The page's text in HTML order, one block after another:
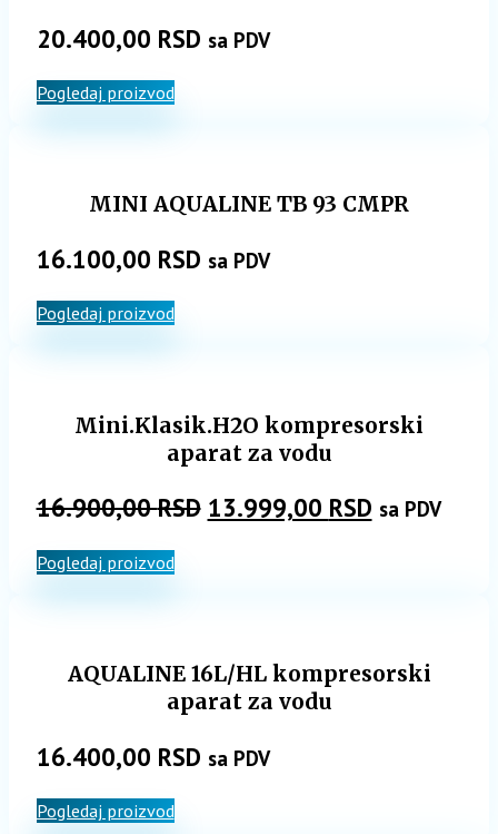
20.400,00 RSD sa PDV
Pogledaj proizvod
MINI AQUALINE TB 93 CMPR
16.100,00 RSD sa PDV
Pogledaj proizvod
Mini.Klasik.H2O kompresorski
aparat za vodu
16.900,00RSD Originalna
13.999,00 RSDTrenutna
sa PDV
Pogledaj proizvod
AQUALINE 16L/HL kompresorski
aparat za vodu
16.400,00 RSD sa PDV
Pogledaj proizvod